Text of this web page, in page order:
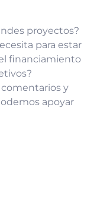
proyectos?
para estar
financiamiento
comentarios y
apoyar